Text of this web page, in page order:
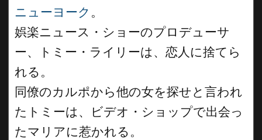
ニューヨーク 。
娯楽ニュース・ショーのプロデューサ
ー、トミー・ライリーは、恋人に捨てら
れる。
同僚のカルポから他の女を探せと言われ
たトミーは、ビデオ・ショップで出会っ
たマリアに惹かれる。